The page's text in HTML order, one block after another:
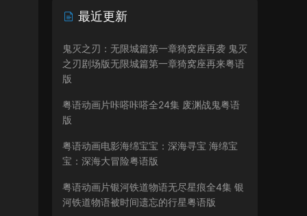
最近更新
鬼灭之刃：无限城篇第一章猗窝座再袭 鬼灭
之刃剧场版无限城篇第一章猗窝座再来粤语
版
粤语动画片咔嗒咔嗒全24集 废渊战鬼粤语
版
粤语动画电影海绵宝宝：深海寻宝 海绵宝
宝：深海大冒险粤语版
粤语动画片银河铁道物语无尽星痕全4集 银
河铁道物语被时间遗忘的行星粤语版